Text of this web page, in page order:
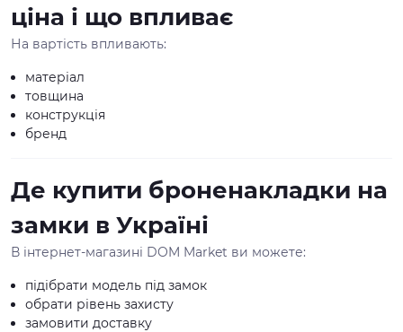
ціна і що впливає
На вартість впливають:
матеріал
товщина
конструкція
бренд
Де купити броненакладки на
замки в Україні
В інтернет-магазині DOM Market ви можете:
підібрати модель під замок
обрати рівень захисту
замовити доставку